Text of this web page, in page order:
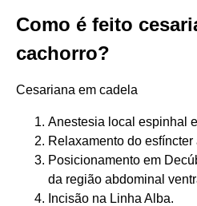
Como é feito
cachorro?
Cesariana em cadela
Anestesia local espinhal
Relaxamento do esfíncter
Posicionamento em
da região abdominal
Incisão na Linha Alba.